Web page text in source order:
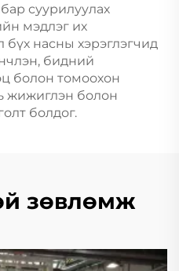
суурилуулах
мэдлэг их
бүх насны хэрэглэгчид
бидний
болон томоохон
жижиглэн болон
болдог.
зөвлөмж